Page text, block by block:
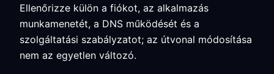
Ellenőrizze külön a fiókot, az alkalmazás
munkamenetét, a DNS működését és a
szolgáltatási szabályzatot; az útvonal módosítása
nem az egyetlen változó.